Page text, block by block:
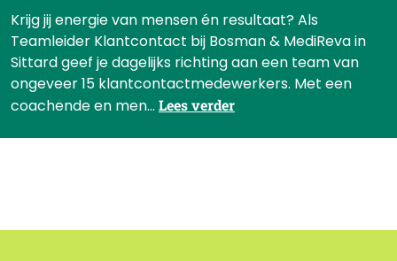
Krijg jij energie van mensen én resultaat? Als
Teamleider Klantcontact bij Bosman & MediReva in
Sittard geef je dagelijks richting aan een team van
ongeveer 15 klantcontactmedewerkers. Met een
coachende en men... Lees verder